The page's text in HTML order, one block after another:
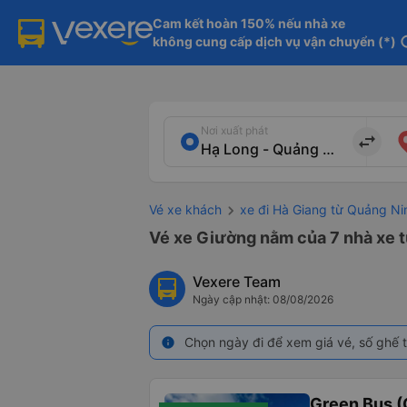
Cam kết hoàn 150% nếu nhà xe
không cung cấp dịch vụ vận chuyển (*)
Nơi xuất phát
import_export
Vé xe khách xe đi Hà Giang từ Quảng
Vé xe Giường nằm của 7 nhà xe
Vexere Team
Ngày cập nhật: 08/08/2026
info Chọn ngày đi để xem giá vé, số